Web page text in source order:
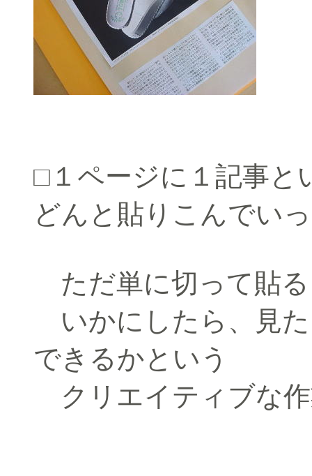
□１ページに１記事と
どんと貼りこんでい
ただ単に切って貼
いかにしたら、見
できるかという
クリエイティブな